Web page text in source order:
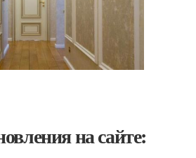
на сайте: